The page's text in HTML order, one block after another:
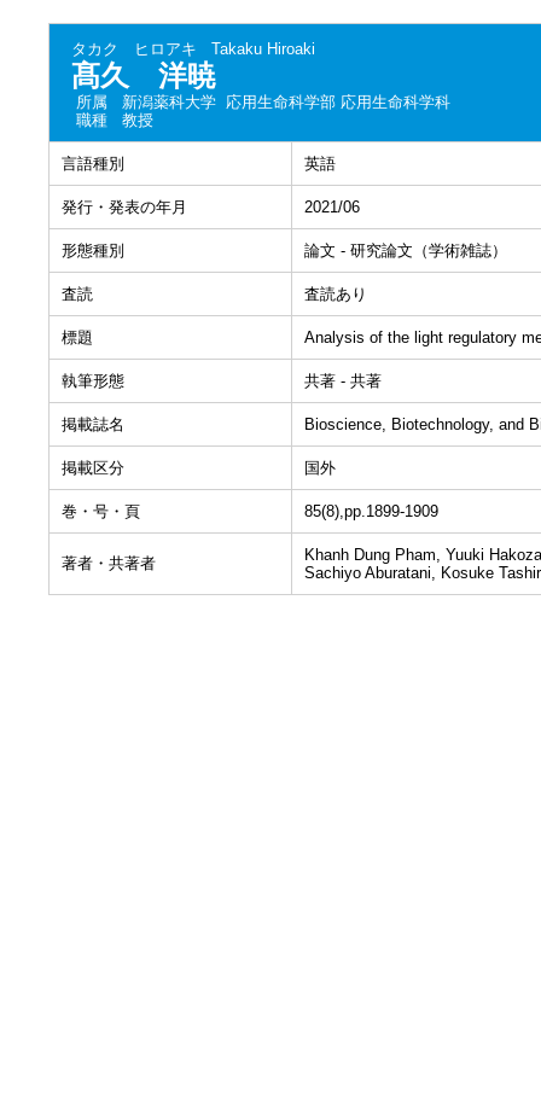
タカク ヒロアキ Takaku Hiroaki
髙久 洋暁
所属
新潟薬科大学 応用生命科学部 応用生命科学科
職種
教授
言語種別 英語
発行・発表の年月 2021/06
形態種別 論文 - 研究論文（学術雑誌）
査読 査読あり
標題 Analysis of the light regulatory
執筆形態 共著 - 共著
掲載誌名 Bioscience, Biotechnology, and
掲載区分 国外
巻・号・頁 85(8),pp.1899-1909
著者・共著者
Khanh Dung Pham, Yuuki
Sachiyo Aburatani, Kosuke